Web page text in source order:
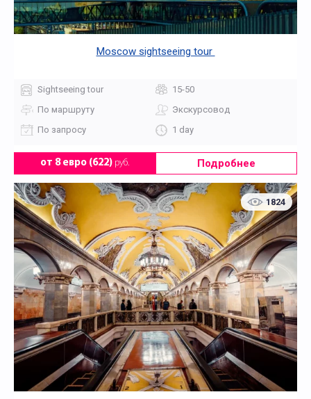
Moscow sightseeing tour
Sightseeing tour
15-50
По маршруту
Экскурсовод
По запросу
1 day
от 8 евро (622) руб. Подробнее
1824